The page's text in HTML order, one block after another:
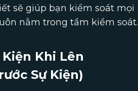
sẽ giúp bạn kiểm soát mọi
nằm trong tầm kiểm soát.
Khi Lên
Sự Kiện)